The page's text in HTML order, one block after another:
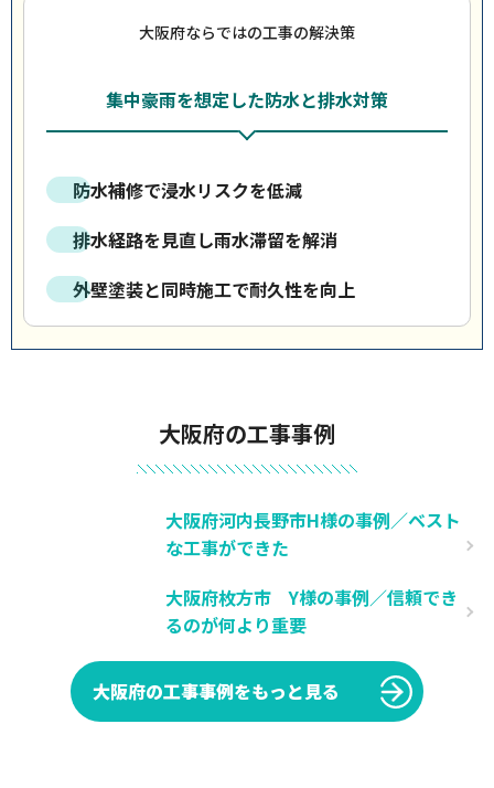
大阪府ならではの工事の解決策
集中豪雨を想定した防水と排水対策
防水補修で浸水リスクを低減
排水経路を見直し雨水滞留を解消
外壁塗装と同時施工で耐久性を向上
大阪府の工事事例
大阪府河内長野市H様の事例／ベスト
な工事ができた
大阪府枚方市 Y様の事例／信頼でき
るのが何より重要
大阪府の工事事例をもっと見る